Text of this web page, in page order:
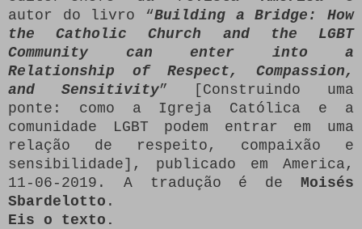
autor do livro “Building a Bridge: How
the Catholic Church and the LGBT
Community can enter into a
Relationship of Respect, Compassion,
and Sensitivity” [Construindo uma
ponte: como a Igreja Católica e a
comunidade LGBT podem entrar em uma
relação de respeito, compaixão e
sensibilidade], publicado em America,
11-06-2019. A tradução é de Moisés
Sbardelotto .
Eis o texto.